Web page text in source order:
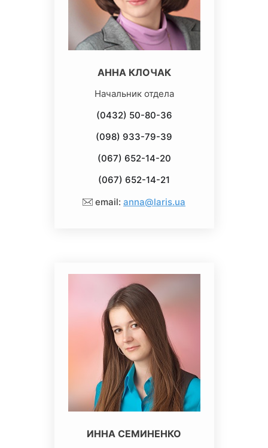
АННА КЛОЧАК
Начальник отдела
(0432) 50-80-36
(098) 933-79-39
(067) 652-14-20
(067) 652-14-21
email: anna@laris.ua
ИННА СЕМИНЕНКО